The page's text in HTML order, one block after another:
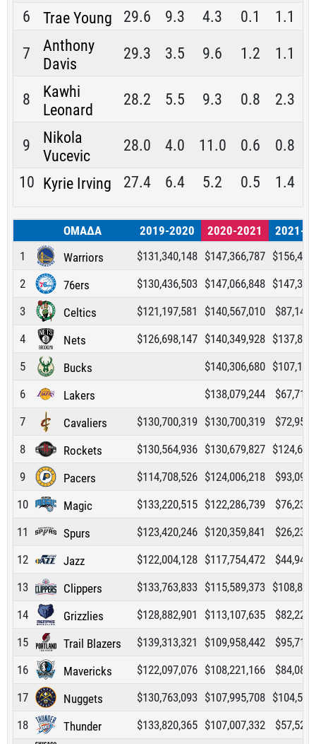
6
Trae Young 29.6 9.3 4.3 0.1
1.1
7
Anthony
Davis
29.3 3.5 9.6 1.2 1.1
8
Kawhi
Leonard
28.2 5.5 9.3 0.8 2.3
9
Nikola
Vucevic
28.0 4.0 11.0 0.6
0.8
10 Kyrie Irving 27.4 6.4 5.2 0.5 1.4
ΟΜΑΔΑ 2019-2020 2020-2021
2021-
1
Warriors $131,340,148 $147,366,787
2
76ers $130,436,503 $147,066,848
3
Celtics $121,197,581 $140,567,010
4
Nets $126,698,147 $140,349,928
5
Bucks $140,306,680
6
Lakers $138,079,244
7
Cavaliers $130,700,319 $130,700,319
8
Rockets $130,564,936 $130,679,827
9
Pacers $114,708,526 $124,006,218
10
Magic $133,220,515 $122,286,739
11
Spurs $123,420,246 $120,359,841
12
Jazz $122,004,128 $117,754,472
13
Clippers $133,763,833 $115,589,373
14
Grizzlies $128,882,901 $113,107,635
15
Trail Blazers $139,313,321 $109,958,442
16
Mavericks $122,097,076 $108,221,166
17
Nuggets $130,763,093 $107,995,708
18
Thunder $133,820,365 $107,007,332